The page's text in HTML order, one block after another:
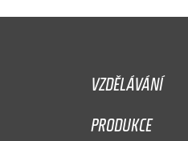
VZDĚLÁVÁNÍ
PRODUKCE